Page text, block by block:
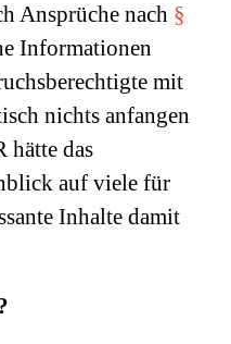
Ansprüche nach §
Informationen
mit
nichts anfangen
hätte das
auf viele für
Inhalte damit